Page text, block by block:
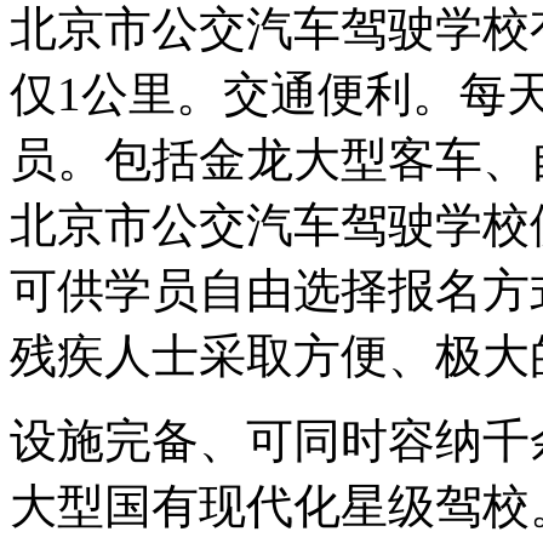
北京市公交汽车驾驶学
仅1公里。交通便利。每
员。包括金龙大型客车
北京市公交汽车驾驶学
可供学员自由选择报名
残疾人士采取方便、极
设施完备、可同时容纳
大型国有现代化星级驾